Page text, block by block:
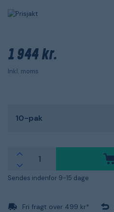
1 944 kr.
Inkl. moms
10-pak
Sendes indenfor 9-15 dage
Fri fragt over 499 kr*